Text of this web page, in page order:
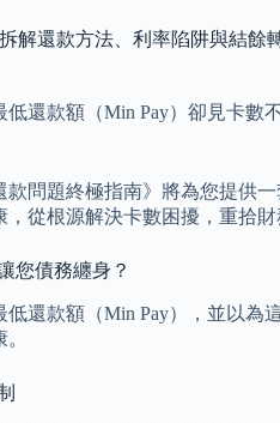
解還款方法、利率陷阱與結餘
還款額（Min Pay）卻見卡
問題終極指南》將為您提供
從根源解決卡數困擾，重拾
您債務纏身？
還款額（Min Pay），並以